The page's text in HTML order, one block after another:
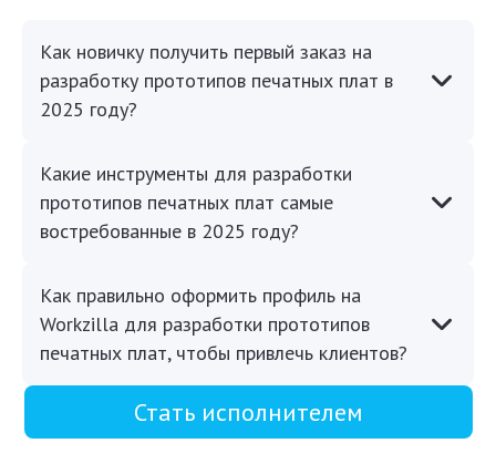
Как новичку получить первый заказ на
разработку прототипов печатных плат в
2025 году?
Какие инструменты для разработки
прототипов печатных плат самые
востребованные в 2025 году?
Как правильно оформить профиль на
Workzilla для разработки прототипов
печатных плат, чтобы привлечь клиентов?
Стать исполнителем